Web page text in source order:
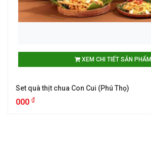
XEM CHI TIẾT SẢN PHẨM
Set quà thịt chua Con Cui (Phú Thọ)
000 ₫